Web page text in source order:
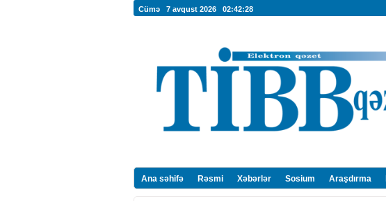
Cümə 7 avqust 2026 02:42:29
Ana səhifə Rəsmi Xəbərlər Sosium Araşdırma